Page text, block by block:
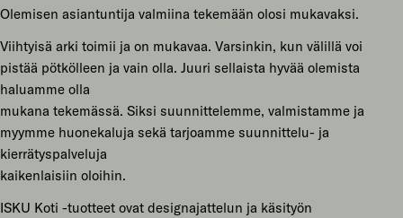
Olemisen asiantuntija valmiina tekemään olosi mukavaksi.
Viihtyisä arki toimii ja on mukavaa. Varsinkin, kun välillä voi
pistää pötkölleen ja vain olla. Juuri sellaista hyvää olemista
haluamme olla
mukana tekemässä. Siksi suunnittelemme, valmistamme ja
myymme huonekaluja sekä tarjoamme suunnittelu- ja
kierrätyspalveluja
kaikenlaisiin oloihin.
ISKU Koti -tuotteet ovat designajattelun ja käsityön